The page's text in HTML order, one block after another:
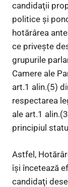
candidaţii
politice şi
hotărârea
ce priveşte
grupurile
Camere ale
art.1 alin.(5)
respectarea
ale art.1
principiul
Astfel,
îşi încetează
candidaţi